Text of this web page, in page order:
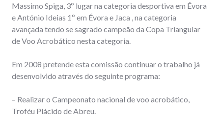
Massimo Spiga, 3º lugar na categoria desportiva em Évora
e António Ideias 1º em Évora e Jaca , na categoria
avançada tendo se sagrado campeão da Copa Triangular
de Voo Acrobático nesta categoria.
Em 2008 pretende esta comissão continuar o trabalho já
desenvolvido através do seguinte programa:
– Realizar o Campeonato nacional de voo acrobático,
Troféu Plácido de Abreu.